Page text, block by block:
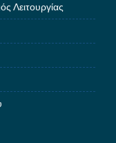
Λειτουργίας